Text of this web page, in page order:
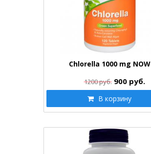
Chlorella 1000 mg NOW
1200 руб. 900руб.
В корзину